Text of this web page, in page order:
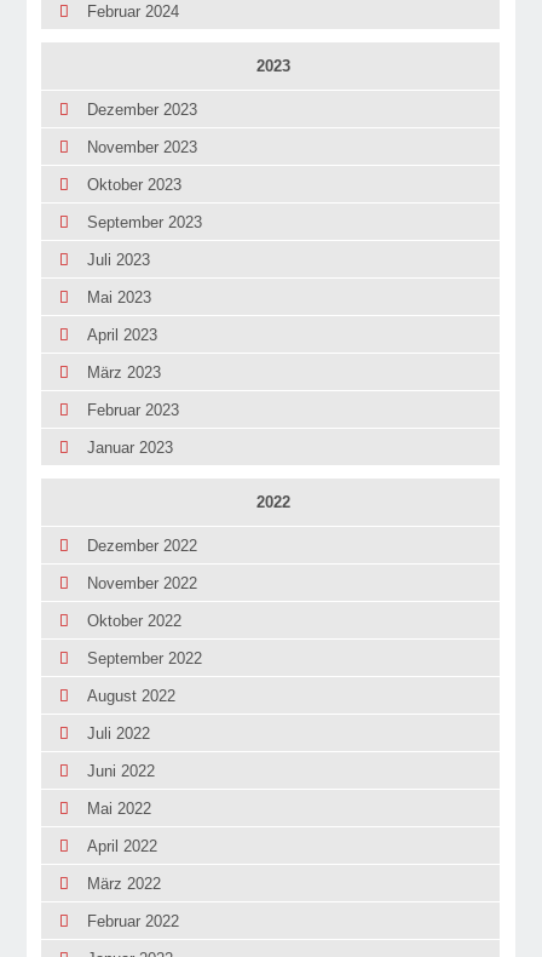
Februar 2024
2023
Dezember 2023
November 2023
Oktober 2023
September 2023
Juli 2023
Mai 2023
April 2023
März 2023
Februar 2023
Januar 2023
2022
Dezember 2022
November 2022
Oktober 2022
September 2022
August 2022
Juli 2022
Juni 2022
Mai 2022
April 2022
März 2022
Februar 2022